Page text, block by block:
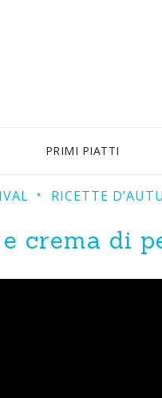
PRIMI PIATTI
RICETTE
crema di